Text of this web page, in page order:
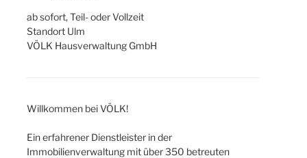
ab sofort, Teil- oder Vollzeit
Standort Ulm
VÖLK Hausverwaltung GmbH
Willkommen bei VÖLK!
Ein erfahrener Dienstleister in der
Immobilienverwaltung mit über 350 betreuten